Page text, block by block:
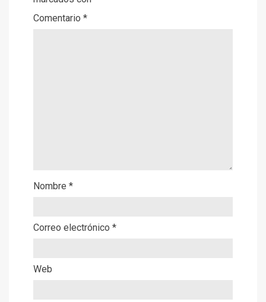
Comentario *
Nombre *
Correo electrónico *
Web